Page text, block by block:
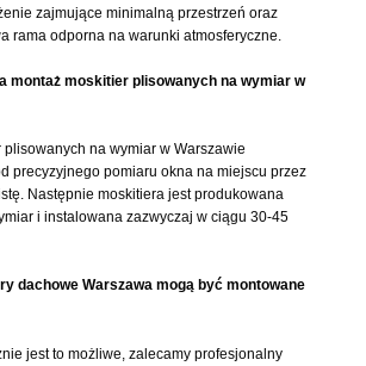
zajmujące minimalną przestrzeń oraz
rama odporna na warunki atmosferyczne.
montaż moskitier plisowanych na wymiar w
plisowanych na wymiar w Warszawie
precyzyjnego pomiaru okna na miejscu przez
Następnie moskitiera jest produkowana
i instalowana zazwyczaj w ciągu 30-45
dachowe Warszawa mogą być montowane
jest to możliwe, zalecamy profesjonalny